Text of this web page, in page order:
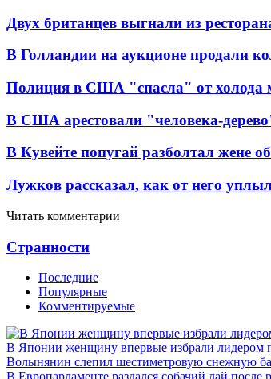
Двух британцев выгнали из
В Голландии на аукционе продали
Полиция в США "спасла" от холода
В США арестовали "человека-
В Кувейте попугай разболтал жене
Лужков рассказал, как от него
Читать комментарии
Странности
Последние
Популярные
Комментируемые
В Японии женщину впервые избрали лидером
Волынянин слепил шестиметровую снежную